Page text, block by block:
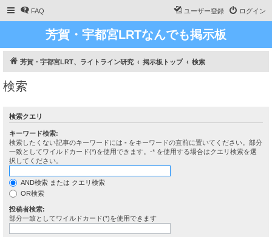
FAQ ログイン
ユーザー登録
芳賀・宇都宮LRTなんでも掲示板
芳賀・宇都宮LRT、ライトライン研究 掲示板トップ 検索
検索
検索クエリ
キーワード検索:
検索したくない記事のキーワードには - をキーワードの直前に置いてください。部分
一致としてワイルドカード(*)を使用できます。-* を使用する場合はクエリ検索を選
択してください。
AND検索 または クエリ検索
OR検索
投稿者検索:
部分一致としてワイルドカード(*)を使用できます